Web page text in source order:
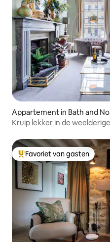
Appartement in Bath and
et
Kruip lekker in de
Topfavoriet van gasten
Favoriet van gasten